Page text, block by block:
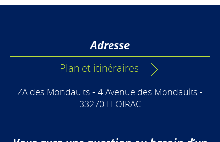
Adresse
Plan et itinéraires
ZA des Mondaults - 4 Avenue des Mondaults -
33270 FLOIRAC